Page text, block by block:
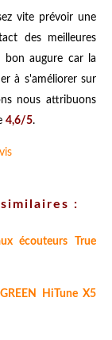
vite prévoir une
des meilleures
bon augure car la
à s'améliorer sur
nous attribuons
4,6/5.
:
écouteurs True
HiTune X5